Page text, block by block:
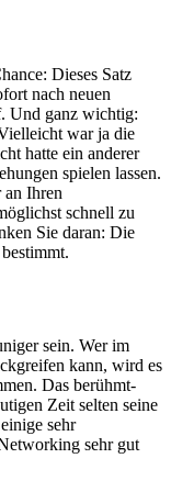
Dieses Satz
nach neuen
Und ganz wichtig:
war ja die
hatte ein anderer
spielen lassen.
an Ihren
schnell zu
Sie daran: Die
sein. Wer im
kann, wird es
Das berühmt-
Zeit selten seine
sehr
sehr gut